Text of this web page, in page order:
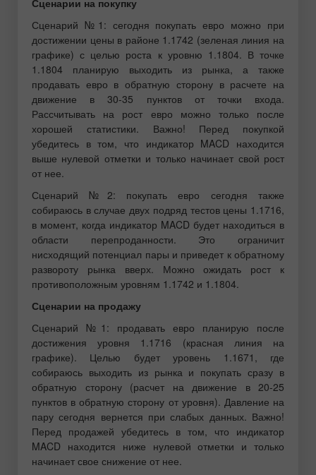
Сценарии на покупку
Сценарий №1: сегодня покупать евро можно при
достижении цены в районе 1.1742 (зеленая линия на
графике) с целью роста к уровню 1.1804. В точке
1.1804 планирую выходить из рынка, а также
продавать евро в обратную сторону в расчете на
движение в 30-35 пунктов от точки входа.
Рассчитывать на рост евро можно только после
хорошей статистики. Важно! Перед покупкой
убедитесь в том, что индикатор MACD находится
выше нулевой отметки и только начинает свой рост
от нее.
Сценарий №2: покупать евро сегодня также
собираюсь в случае двух подряд тестов цены 1.1716,
в момент, когда индикатор MACD будет находиться в
области перепроданности. Это ограничит
нисходящий потенциал пары и приведет к обратному
развороту рынка вверх. Можно ожидать рост к
противоположным уровням 1.1742 и 1.1804.
Сценарии на продажу
Сценарий №1: продавать евро планирую после
достижения уровня 1.1716 (красная линия на
графике). Целью будет уровень 1.1671, где
собираюсь выходить из рынка и покупать сразу в
обратную сторону (расчет на движение в 20-25
пунктов в обратную сторону от уровня). Давление на
пару сегодня вернется при слабых данных. Важно!
Перед продажей убедитесь в том, что индикатор
MACD находится ниже нулевой отметки и только
начинает свое снижение от нее.